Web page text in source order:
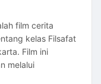
film cerita
kelas Filsafat
Film ini
melalui